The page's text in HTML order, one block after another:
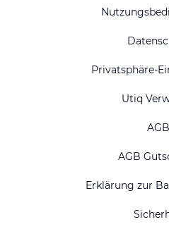
Privatsphäre-
Utiq
AGB
AGB
Erklärung zur